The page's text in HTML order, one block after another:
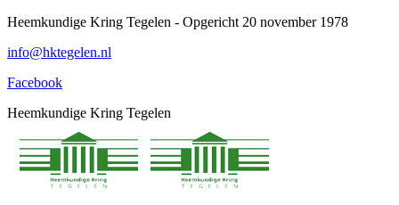
Spring
content
Heemkundige Kring Tegelen - Opgericht 20 november 1978
info@hktegelen.nl
Facebook
Heemkundige Kring Tegelen